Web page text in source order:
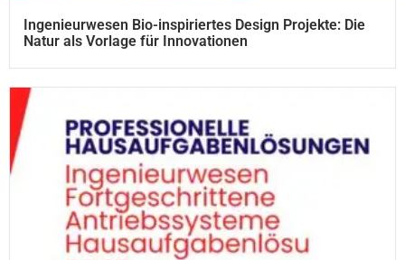
Ingenieurwesen Bio-inspiriertes Design Projekte: Die
Natur als Vorlage für Innovationen